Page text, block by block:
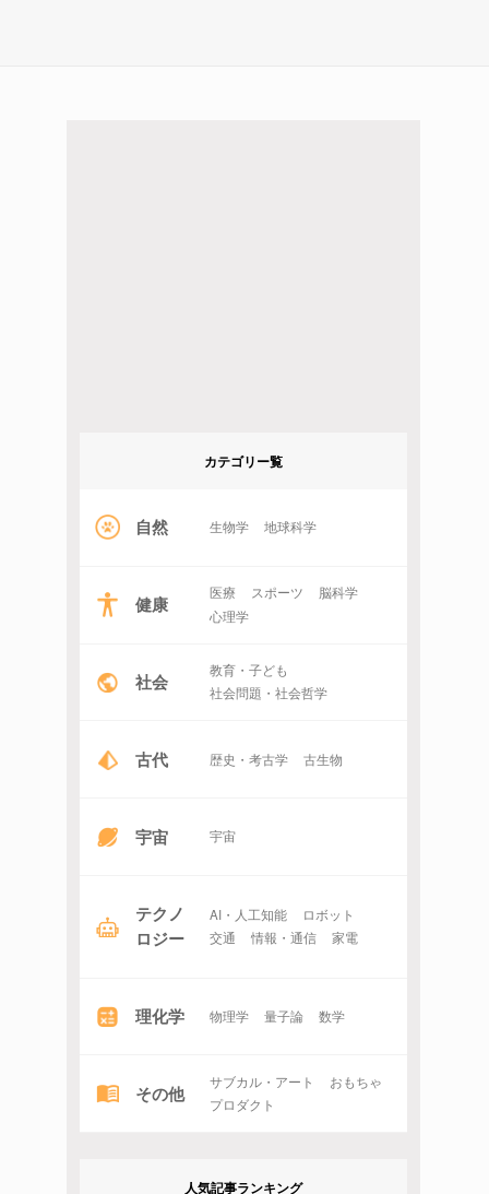
カテゴリー覧
自然 生物学 地球科学
健康 医療 スポーツ
脳科学
心理学
社会
教育・子ども
社会問題・社会哲学
古代 歴史・考古学 古生物
宇宙 宇宙
テクノ
ロジー
AI・人工知能
ロボット
交通
情報・通信 家電
理化学 物理学 量子論 数学
その他 サブカル・アート
おもちゃ
プロダクト
人気記事ランキング